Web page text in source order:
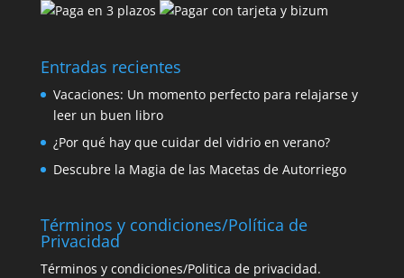
Entradas recientes
Vacaciones: Un momento perfecto para relajarse y
leer un buen libro
¿Por qué hay que cuidar del vidrio en verano?
Descubre la Magia de las Macetas de Autorriego
Términos y condiciones/Política de
Privacidad
Términos y condiciones/Politica de privacidad.